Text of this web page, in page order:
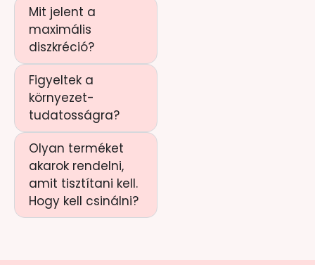
Mit jelent a
maximális
diszkréció?
Figyeltek a
környezet-
tudatosságra?
Olyan terméket
akarok rendelni,
amit tisztítani kell.
Hogy kell csinálni?